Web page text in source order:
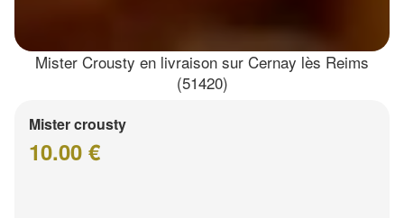
Mister Crousty en livraison sur Cernay lès Reims
(51420)
Mister crousty
10.00 €